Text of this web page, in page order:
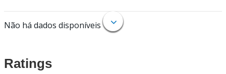
Não há dados disponíveis
Ratings